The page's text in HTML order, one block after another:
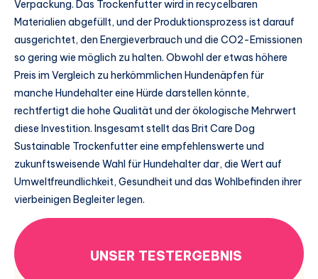
Verpackung. Das Trockenfutter wird in recycelbaren
Materialien abgefüllt, und der Produktionsprozess ist darauf
ausgerichtet, den Energieverbrauch und die CO2-Emissionen
so gering wie möglich zu halten. Obwohl der etwas höhere
Preis im Vergleich zu herkömmlichen Hundenäpfen für
manche Hundehalter eine Hürde darstellen könnte,
rechtfertigt die hohe Qualität und der ökologische Mehrwert
diese Investition. Insgesamt stellt das Brit Care Dog
Sustainable Trockenfutter eine empfehlenswerte und
zukunftsweisende Wahl für Hundehalter dar, die Wert auf
Umweltfreundlichkeit, Gesundheit und das Wohlbefinden ihrer
vierbeinigen Begleiter legen.
UNSER TESTERGEBNIS